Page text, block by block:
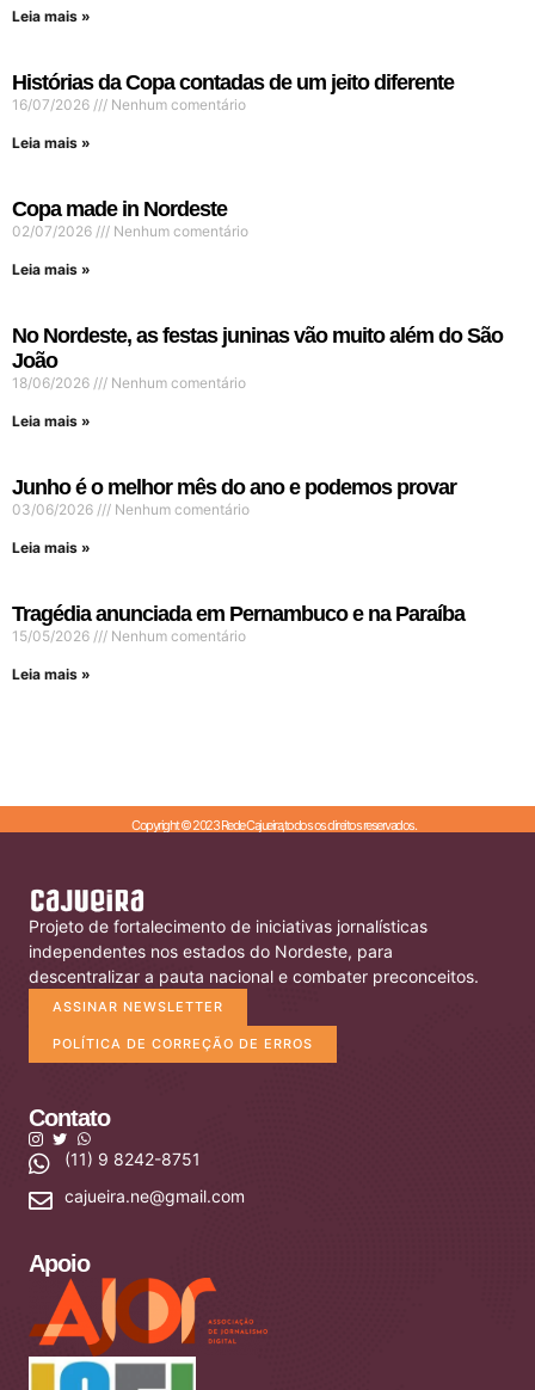
Leia mais »
Histórias da Copa contadas de um jeito diferente
16/07/2026 Nenhum comentário
Leia mais »
Copa made in Nordeste
02/07/2026 Nenhum comentário
Leia mais »
No Nordeste, as festas juninas vão muito além do São
João
18/06/2026 Nenhum comentário
Leia mais »
Junho é o melhor mês do ano e podemos provar
03/06/2026 Nenhum comentário
Leia mais »
Tragédia anunciada em Pernambuco e na Paraíba
15/05/2026 Nenhum comentário
Leia mais »
Copyright © 2023 Rede Cajueira,todos os direitos reservados.
Projeto de fortalecimento de iniciativas jornalísticas
independentes nos estados do Nordeste, para
descentralizar a pauta nacional e combater preconceitos.
ASSINAR NEWSLETTER
POLÍTICA DE CORREÇÃO DE ERROS
Contato
(11) 9 8242-8751
cajueira.ne@gmail.com
Apoio